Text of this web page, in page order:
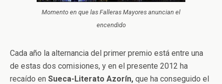
Momento en que las Falleras Mayores anuncian el
encendido
Cada año la alternancia del primer premio está entre una
de estas dos comisiones, y en el presente 2012 ha
recaído en Sueca-Literato Azorín, que ha conseguido el